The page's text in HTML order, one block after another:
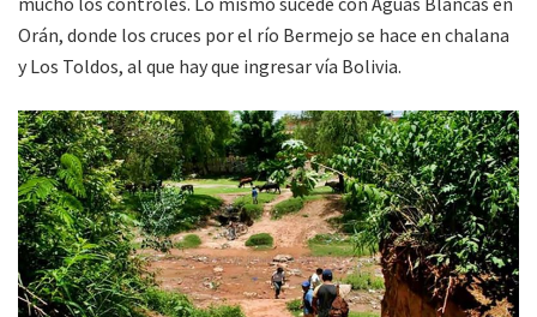
Orán, donde los cruces por el río Bermejo se hace en chalana
y Los Toldos, al que hay que ingresar vía Bolivia.